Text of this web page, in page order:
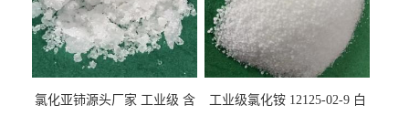
氯化亚铈源头厂家 工业级 含
工业级氯化铵 12125-02-9 白